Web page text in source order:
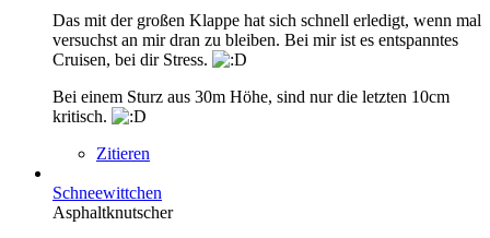
Das mit der großen Klappe hat sich schnell erledigt, wenn mal
versuchst an mir dran zu bleiben. Bei mir ist es entspanntes
Cruisen, bei dir Stress.
Bei einem Sturz aus 30m Höhe, sind nur die letzten 10cm
kritisch.
Zitieren
Schneewittchen
Asphaltknutscher